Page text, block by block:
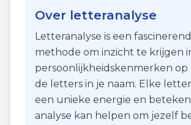
Over letteranalyse
Letteranalyse is een
methode om inzicht te krijgen
persoonlijkheidskenmerken op
de letters in je naam. Elke
een unieke energie en
analyse kan helpen om jezelf